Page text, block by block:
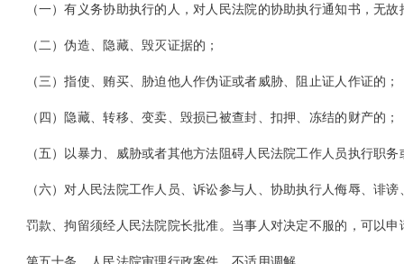
（一）有义务协助执行的人，对人民法院的协助执行通知书，无故
（二）伪造、隐藏、毁灭证据的；
（三）指使、贿买、胁迫他人作伪证或者威胁、阻止证人作证的；
（四）隐藏、转移、变卖、毁损已被查封、扣押、冻结的财产的；
（五）以暴力、威胁或者其他方法阻碍人民法院工作人员执行职务
（六）对人民法院工作人员、诉讼参与人、协助执行人侮辱、诽谤
罚款、拘留须经人民法院院长批准。当事人对决定不服的，可以申